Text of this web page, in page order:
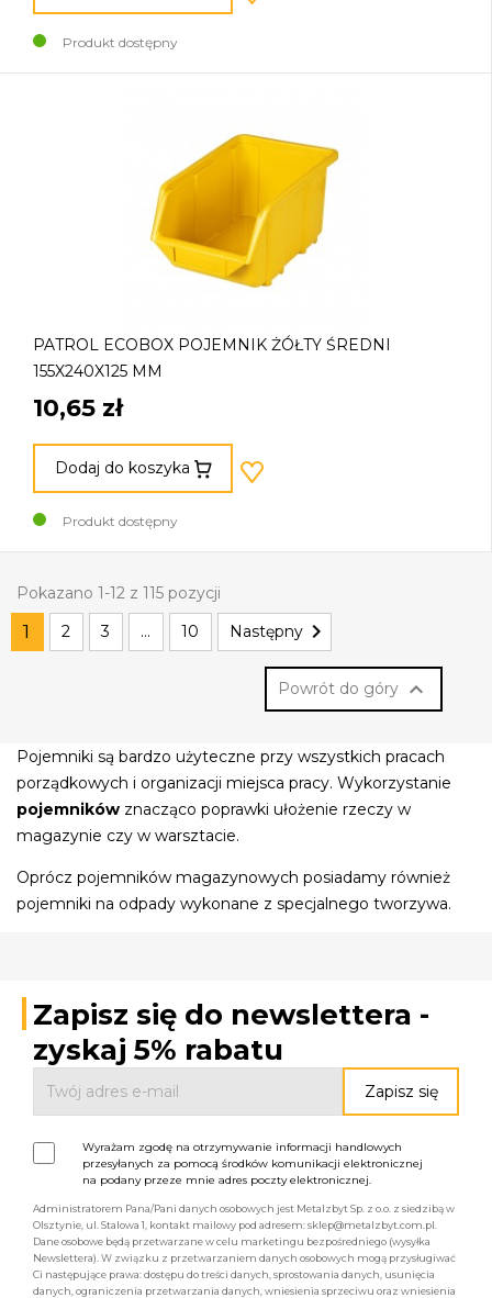
Produkt dostępny
PATROL ECOBOX POJEMNIK ŻÓŁTY ŚREDNI
155X240X125 MM
10,65 zł
Dodaj do koszyka
Produkt dostępny
Pokazano 1-12 z 115 pozycji
1 2 3 … 10 Następny 
Powrót do góry 
Pojemniki są bardzo użyteczne przy wszystkich pracach
porządkowych i organizacji miejsca pracy. Wykorzystanie
pojemników znacząco poprawki ułożenie rzeczy w
magazynie czy w warsztacie.
Oprócz pojemników magazynowych posiadamy również
pojemniki na odpady wykonane z specjalnego tworzywa.
Zapisz się do newslettera -
zyskaj 5% rabatu
Wyrażam zgodę na otrzymywanie informacji handlowych
przesyłanych za pomocą środków komunikacji elektronicznej
na podany przeze mnie adres poczty elektronicznej.
Administratorem Pana/Pani danych osobowych jest Metalzbyt Sp. z o.o. z siedzibą w
Olsztynie, ul. Stalowa 1, kontakt mailowy pod adresem: sklep@metalzbyt.com.pl.
Dane osobowe będą przetwarzane w celu marketingu bezpośredniego (wysyłka
Newslettera). W związku z przetwarzaniem danych osobowych mogą przysługiwać
Ci następujące prawa: dostępu do treści danych, sprostowania danych, usunięcia
danych, ograniczenia przetwarzania danych, wniesienia sprzeciwu oraz wniesienia